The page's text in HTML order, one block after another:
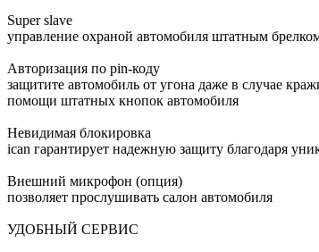
Super slave
управление охраной автомобиля штатным
Авторизация по pin-коду
защитите автомобиль от угона даже в случае
помощи штатных кнопок автомобиля
Невидимая блокировка
ican гарантирует надежную защиту благодаря
Внешний микрофон (опция)
позволяет прослушивать салон автомобиля
УДОБНЫЙ СЕРВИС